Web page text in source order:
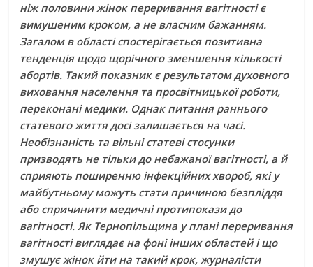
ніж половини жінок переривання вагітності є
вимушеним кроком, а не власним бажанням.
Загалом в області спостерігається позитивна
тенденція щодо щорічного зменшення кількості
абортів. Такий показник є результатом духовного
виховання населення та просвітницької роботи,
переконані медики. Однак питання раннього
статевого життя досі залишається на часі.
Необізнаність та вільні статеві стосунки
призводять не тільки до небажаної вагітності, а й
сприяють поширенню інфекційних хвороб, які у
майбутньому можуть стати причиною безпліддя
або спричинити медичні протипокази до
вагітності. Як Тернопільщина у плані переривання
вагітності виглядає на фоні інших областей і що
змушує жінок йти на такий крок, журналісти